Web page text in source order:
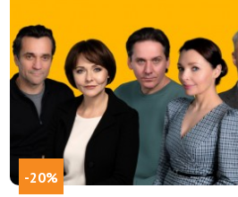
-20%